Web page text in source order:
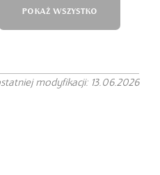
POKAŻ WSZYSTKO
modyfikacji: 13.06.2026